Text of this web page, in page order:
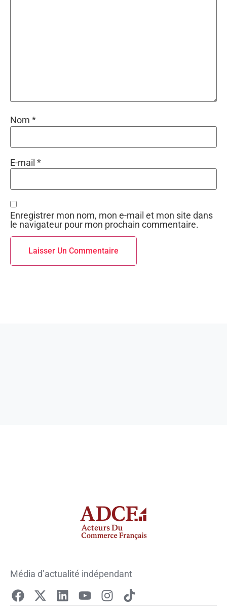
Nom *
E-mail *
Enregistrer mon nom, mon e-mail et mon site dans
le navigateur pour mon prochain commentaire.
Média d’actualité indépendant